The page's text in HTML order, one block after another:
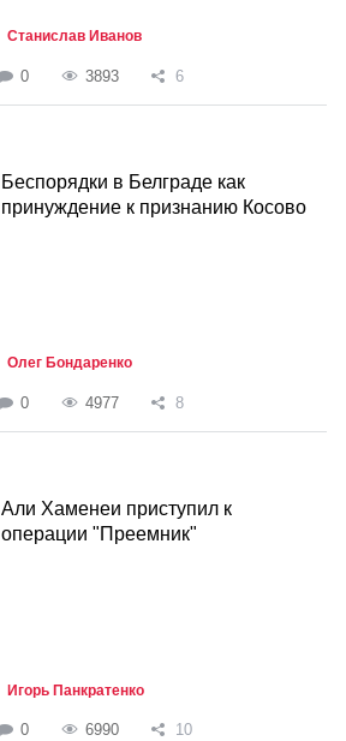
Станислав Иванов
0 3893 6
Беспорядки в Белграде как
принуждение к признанию Косово
Олег Бондаренко
0 4977 8
Али Хаменеи приступил к
операции "Преемник"
Игорь Панкратенко
0 6990 10